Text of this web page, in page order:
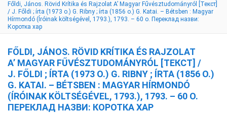
Főldi, János. Rövid Krítika és Rajzolat A’ Magyar Fűvésztudományról [Текст]
/ J. Főldi ; írta (1973 o.) G. Ribny ; írta (1856 o.) G. Katai. – Bétsben : Magyar
Hírmondó (Íróinak költségével, 1793.), 1793. – 60 o. Переклад назви:
Коротка хар
FŐLDI, JÁNOS. RÖVID KRÍTIKA ÉS RAJZOLAT
A’ MAGYAR FŰVÉSZTUDOMÁNYRÓL [ТЕКСТ] /
J. FŐLDI ; ÍRTA (1973 O.) G. RIBNY ; ÍRTA (1856 O.)
G. KATAI. – BÉTSBEN : MAGYAR HÍRMONDÓ
(ÍRÓINAK KÖLTSÉGÉVEL, 1793.), 1793. – 60 O.
ПЕРЕКЛАД НАЗВИ: КОРОТКА ХАР